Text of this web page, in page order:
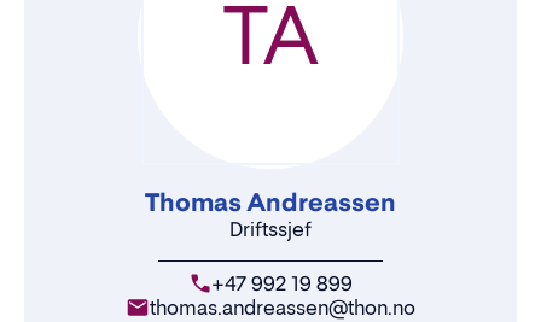
Thomas Andreassen
Driftssjef
+47 992 19 899
thomas.andreassen@thon.no
TA